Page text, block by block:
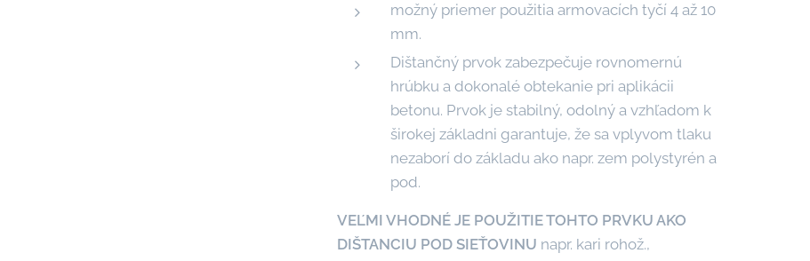
možný priemer použitia armovacích tyčí 4 až 10
mm.
Dištančný prvok zabezpečuje rovnomernú
hrúbku a dokonalé obtekanie pri aplikácii
betonu. Prvok je stabilný, odolný a vzhľadom k
širokej základni garantuje, že sa vplyvom tlaku
nezaborí do základu ako napr. zem polystyrén a
pod.
VEĽMI VHODNÉ JE POUŽITIE TOHTO PRVKU AKO
DIŠTANCIU POD SIEŤOVINU napr. kari rohož.,